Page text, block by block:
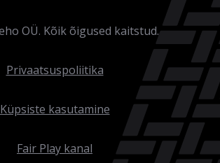
OÜ. Kõik õigused kaitstud.
Privaatsuspoliitika
Küpsiste kasutamine
Fair Play kanal